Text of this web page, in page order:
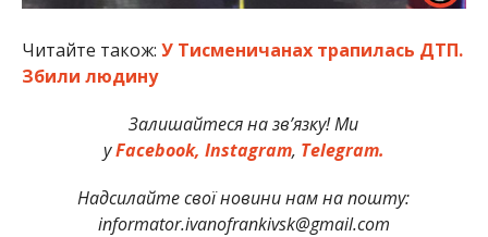
Читайте також: У Тисменичанах трапилась ДТП.
Збили людину
Залишайтеся на зв’язку! Ми
уFacebook, Instagram, Telegram.
Надсилайте свої новини нам на пошту:
informator.ivanofrankivsk@gmail.com